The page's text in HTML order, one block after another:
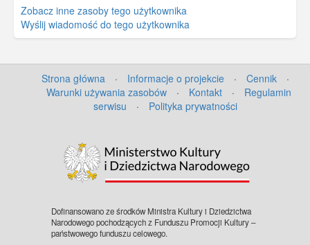
Zobacz inne zasoby tego użytkownika
Wyślij wiadomość do tego użytkownika
Strona główna · Informacje o projekcie · Cennik
·
Warunki używania zasobów
· Kontakt ·
Regulamin
serwisu
· Polityka prywatności
Dofinansowano ze środków Ministra Kultury i Dziedzictwa
Narodowego pochodzących z Funduszu Promocji Kultury –
państwowego funduszu celowego.